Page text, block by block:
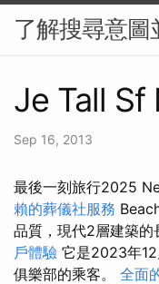
了解搜尋意圖
Je Tall Sf
Sep 16, 2013
最後一刻旅行2025
賴的葬儀社服務
品質，現代2層建築的
戶體驗 它是2023年
俱樂部的乘客。 全面